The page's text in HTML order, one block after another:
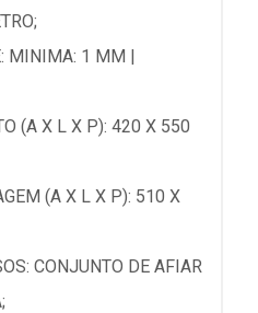
MINIMA: 1 MM |
(A X L X P): 420 X 550
(A X L X P): 510 X
CONJUNTO DE AFIAR